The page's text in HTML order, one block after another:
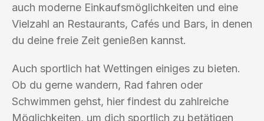
auch moderne Einkaufsmöglichkeiten und eine
Vielzahl an Restaurants, Cafés und Bars, in denen
du deine freie Zeit genießen kannst.
Auch sportlich hat Wettingen einiges zu bieten.
Ob du gerne wandern, Rad fahren oder
Schwimmen gehst, hier findest du zahlreiche
Möglichkeiten, um dich sportlich zu betätigen